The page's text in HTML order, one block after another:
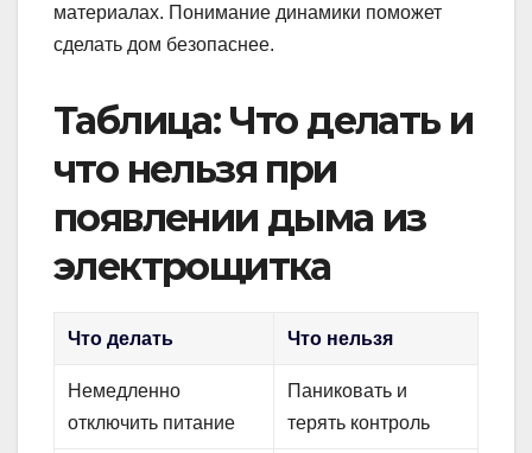
материалах. Понимание динамики поможет
сделать дом безопаснее.
Таблица: Что делать и
что нельзя при
появлении дыма из
электрощитка
Что делать Что нельзя
Немедленно
отключить питание
Паниковать и
терять контроль